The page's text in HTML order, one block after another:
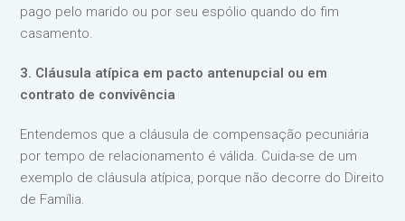
pago pelo marido ou por seu espólio quando do fim
casamento.
3. Cláusula atípica em pacto antenupcial ou em
contrato de convivência
Entendemos que a cláusula de compensação pecuniária
por tempo de relacionamento é válida. Cuida-se de um
exemplo de cláusula atípica, porque não decorre do Direito
de Família.